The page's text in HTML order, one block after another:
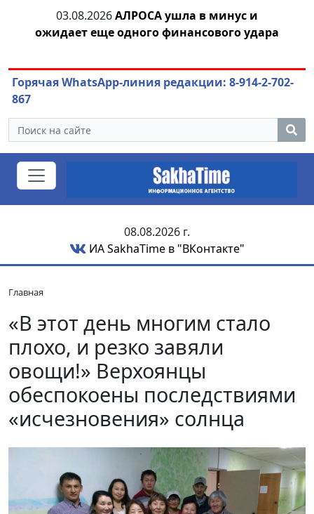
03.08.2026АЛРОСА ушла в минус и
ожидает еще одного финансового удара
Горячая WhatsApp-линия редакции: 8-914-2-702-
867
08.08.2026 г.
ИА SakhaTime в "ВКонтакте"
Главная
«В этот день многим стало
плохо, и резко завяли
овощи!» Верхоянцы
обеспокоены последствиями
«исчезновения» солнца